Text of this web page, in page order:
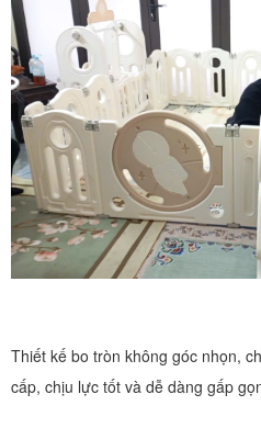
Thiết kế bo tròn không góc nhọn,
cấp, chịu lực tốt và dễ dàng gấp